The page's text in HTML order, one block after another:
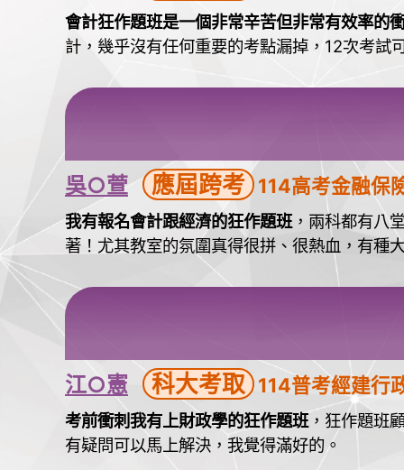
會計狂作題班是一個非常辛苦但非常有效率的
計，幾乎沒有任何重要的考點漏掉，12次考試
吳○萱 應屆跨考 114高考金融保
我有報名會計跟經濟的狂作題班 ，兩科都有八
著！尤其教室的氛圍真得很拼、很熱血，有種
江○憲 科大考取 114普考經建行
考前衝刺我有上財政學的狂作題班 ，狂作題班
有疑問可以馬上解決，我覺得滿好的。